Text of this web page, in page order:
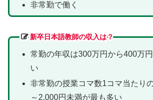
非常勤で働く
新卒日本語教師の収入は？
常勤の年収は300万円から400万
い
非常勤の授業コマ数1コマ当たり
～2,000円未満が最も多い